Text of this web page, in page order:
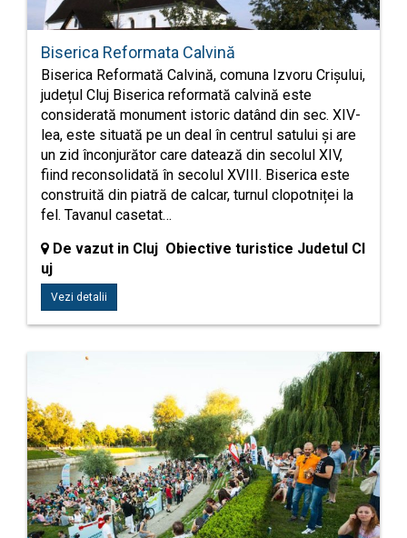
Biserica Reformata Calvină
Biserica Reformată Calvină, comuna Izvoru Crișului,
județul Cluj Biserica reformată calvină este
considerată monument istoric datând din sec. XIV-
lea, este situată pe un deal în centrul satului și are
un zid înconjurător care datează din secolul XIV,
fiind reconsolidată în secolul XVIII. Biserica este
construită din piatră de calcar, turnul clopotniței la
fel. Tavanul casetat…
De vazut in Cluj Obiective turistice Judetul Cl
uj
Vezi detalii